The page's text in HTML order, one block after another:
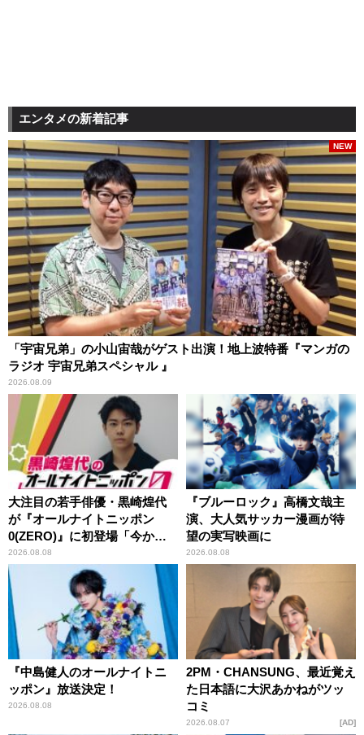
エンタメの新着記事
「宇宙兄弟」の小山宙哉がゲスト出演！地上波特番『マンガの
ラジオ 宇宙兄弟スペシャル 』
2026.08.09
NEW
大注目の若手俳優・黒崎煌代
が『オールナイトニッポン
0(ZERO)』に初登場「今から
とてもワクワクしておりま
す！」
2026.08.08
『ブルーロック』高橋文哉主
演、大人気サッカー漫画が待
望の実写映画に
2026.08.08
『中島健人のオールナイトニ
ッポン』放送決定！
2026.08.08
2PM・CHANSUNG、最近覚え
た日本語に大沢あかねがツッ
コミ
2026.08.07 AD